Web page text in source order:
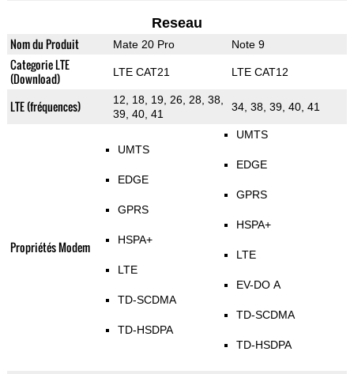
Reseau
Nom du Produit Mate 20 Pro Note 9
Categorie LTE
(Download)
LTE CAT21 LTE CAT12
LTE (fréquences)
12, 18, 19, 26, 28, 38,
39, 40, 41
34, 38, 39, 40, 41
Propriétés Modem
UMTS
EDGE
GPRS
HSPA+
LTE
TD-SCDMA
TD-HSDPA
UMTS
EDGE
GPRS
HSPA+
LTE
EV-DO A
TD-SCDMA
TD-HSDPA